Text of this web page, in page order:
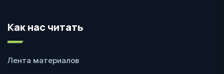
Как нас читать
Лента материалов